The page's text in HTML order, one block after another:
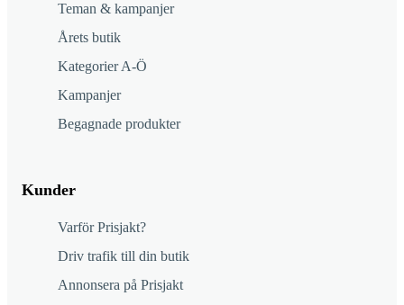
Teman & kampanjer
Årets butik
Kategorier A-Ö
Kampanjer
Begagnade produkter
Kunder
Varför Prisjakt?
Driv trafik till din butik
Annonsera på Prisjakt